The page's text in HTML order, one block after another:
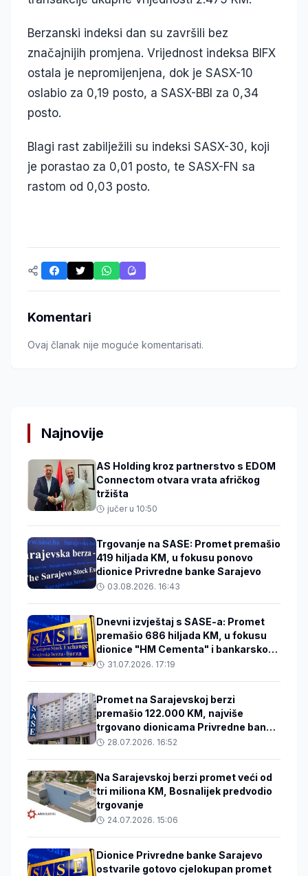
Berzanski indeksi dan su završili bez
značajnijih promjena. Vrijednost indeksa BIFX
ostala je nepromijenjena, dok je SASX-10
oslabio za 0,19 posto, a SASX-BBI za 0,34
posto.
Blagi rast zabilježili su indeksi SASX-30, koji
je porastao za 0,01 posto, te SASX-FN sa
rastom od 0,03 posto.
Komentari
Ovaj članak nije moguće komentarisati.
Najnovije
AS Holding kroz partnerstvo s EDOM
Connectom otvara vrata afričkog
tržišta
jučer u 10:50
Trgovanje na SASE: Promet premašio
419 hiljada KM, u fokusu ponovo
dionice Privredne banke Sarajevo
03.08.2026. 16:43
Dnevni izvještaj s SASE-a: Promet
premašio 686 hiljada KM, u fokusu
dionice "HM Cementa" i bankarskog
sektora
31.07.2026. 17:19
Promet na Sarajevskoj berzi
premašio 122.000 KM, najviše
trgovano dionicama Privredne banke
Sarajevo
28.07.2026. 16:52
Na Sarajevskoj berzi promet veći od
tri miliona KM, Bosnalijek predvodio
trgovanje
24.07.2026. 15:06
Dionice Privredne banke Sarajevo
ostvarile gotovo cjelokupan promet